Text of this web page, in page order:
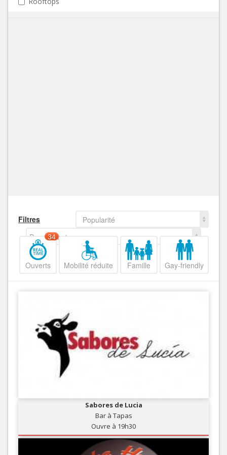
Filtres
Popularité
Decroissant
Ouverts
34
Mobilité réduite Famille Gay-friendly
Sabores de Lucia
Bar à Tapas
Ouvre à 19h30